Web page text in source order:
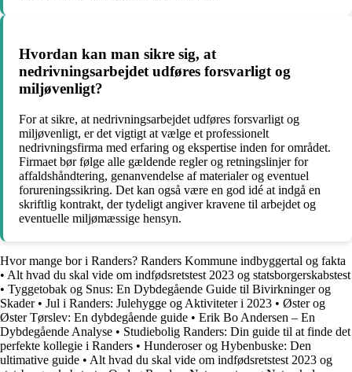
Hvordan kan man sikre sig, at
nedrivningsarbejdet udføres forsvarligt og
miljøvenligt?
For at sikre, at nedrivningsarbejdet udføres forsvarligt og
miljøvenligt, er det vigtigt at vælge et professionelt
nedrivningsfirma med erfaring og ekspertise inden for området.
Firmaet bør følge alle gældende regler og retningslinjer for
affaldshåndtering, genanvendelse af materialer og eventuel
forureningssikring. Det kan også være en god idé at indgå en
skriftlig kontrakt, der tydeligt angiver kravene til arbejdet og
eventuelle miljømæssige hensyn.
Hvor mange bor i Randers? Randers Kommune indbyggertal og fakta
• Alt hvad du skal vide om indfødsretstest 2023 og statsborgerskabstest
• Tyggetobak og Snus: En Dybdegående Guide til Bivirkninger og
Skader• Jul i Randers: Julehygge og Aktiviteter i 2023 • Øster og
Øster Tørslev: En dybdegående guide • Erik Bo Andersen – En
Dybdegående Analyse • Studiebolig Randers: Din guide til at finde det
perfekte kollegie i Randers • Hunderoser og Hybenbuske: Den
ultimative guide • Alt hvad du skal vide om indfødsretstest 2023 og